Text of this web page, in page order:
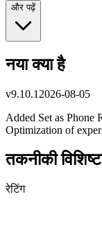
और पढ़ें
नया क्या है
v9.10.1 2026-08-05
Added Set as Phone
Optimization of
तकनीकी
रेटिंग